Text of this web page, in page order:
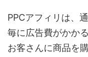
PPCアフィリは、
毎に広告費がかか
お客さんに商品を